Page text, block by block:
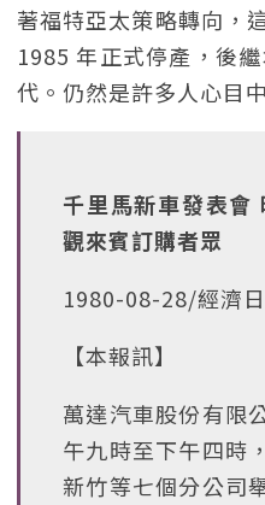
著福特亞太策略轉向，
1985 年正式停產，後
代。仍然是許多人心目
千里馬新車發表會
觀來賓訂購者眾
1980-08-28/經濟
【本報訊】
萬達汽車股份有限
午九時至下午四時
新竹等七個分公司